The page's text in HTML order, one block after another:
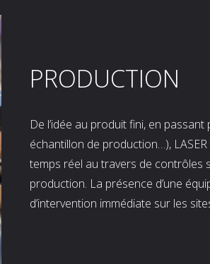
PRODUCTION
De l’idée au produit fini, en
échantillon de production…),
temps réel au travers de contrôles
production. La présence d’une
d’intervention immédiate sur les